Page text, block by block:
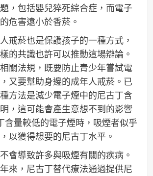
，包括嬰兒猝死綜合症，而電子
危害遠小於香菸。
戒菸也是保護孩子的一種方式，
的共識也許可以推動這場辯論。
關法規，既要防止青少年嘗試電
又要幫助身邊的成年人戒菸。已
方法是減少電子煙中的尼古丁含
，這可能會產生意想不到的影響
量較低的電子煙時，吸煙者似乎
以獲得想要的尼古丁水平。
會導致許多與吸煙有關的疾病。
來，尼古丁替代療法通過提供尼